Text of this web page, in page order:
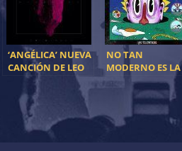
‘ANGÉLICA’ NUEVA
CANCIÓN DE LEO
MATEOS
NO TAN
MODERNO ES LA
NUEVA CANCIÓN
DE LOS
TELEPÁTICOS